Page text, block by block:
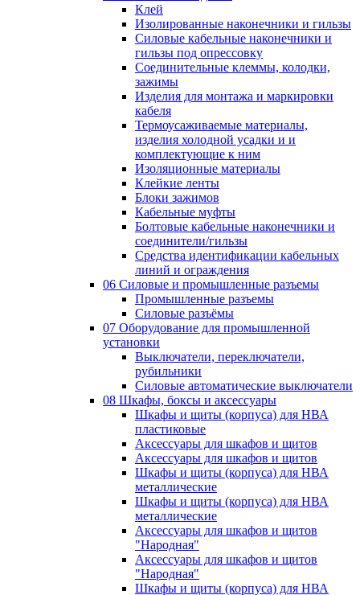
Клей
Изолированные наконечники и гильзы
Силовые кабельные наконечники и
гильзы под опрессовку
Соединительные клеммы, колодки,
зажимы
Изделия для монтажа и маркировки
кабеля
Термоусаживаемые материалы,
изделия холодной усадки и и
комплектующие к ним
Изоляционные материалы
Клейкие ленты
Блоки зажимов
Кабельные муфты
Болтовые кабельные наконечники и
соединители/гильзы
Средства идентификации кабельных
линий и ограждения
06 Силовые и промышленные разъемы
Промышленные разъемы
Силовые разъёмы
07 Оборудование для промышленной
установки
Выключатели, переключатели,
рубильники
Силовые автоматические выключатели
08 Шкафы, боксы и аксессуары
Шкафы и щиты (корпуса) для НВА
пластиковые
Аксессуары для шкафов и щитов
Аксессуары для шкафов и щитов
Шкафы и щиты (корпуса) для НВА
металлические
Шкафы и щиты (корпуса) для НВА
металлические
Аксессуары для шкафов и щитов
"Народная"
Аксессуары для шкафов и щитов
"Народная"
Шкафы и щиты (корпуса) для НВА